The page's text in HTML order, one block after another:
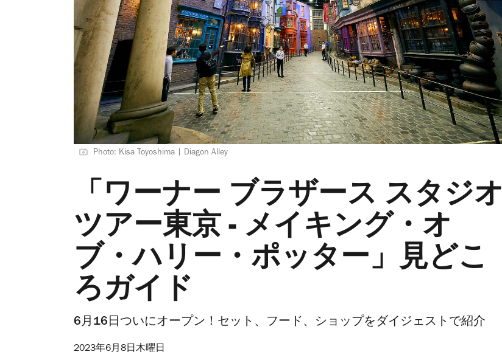
Photo: Kisa Toyoshima | Diagon Alley
「ワーナー ブラザース スタジオ
ツアー東京 - メイキング・オ
ブ・ハリー・ポッター」見どこ
ろガイド
6月16日ついにオープン！セット、フード、ショップをダイジェストで紹介
2023年6月8日木曜日